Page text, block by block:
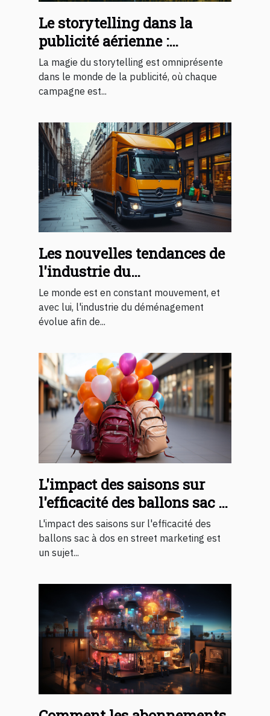
Le storytelling dans la
publicité aérienne :
comment les montgolfières
racontent une histoire
La magie du storytelling est omniprésente
dans le monde de la publicité, où chaque
campagne est...
Les nouvelles tendances de
l'industrie du
déménagement
Le monde est en constant mouvement, et
avec lui, l'industrie du déménagement
évolue afin de...
L'impact des saisons sur
l'efficacité des ballons sac à
dos en street marketing
L'impact des saisons sur l'efficacité des
ballons sac à dos en street marketing est
un sujet...